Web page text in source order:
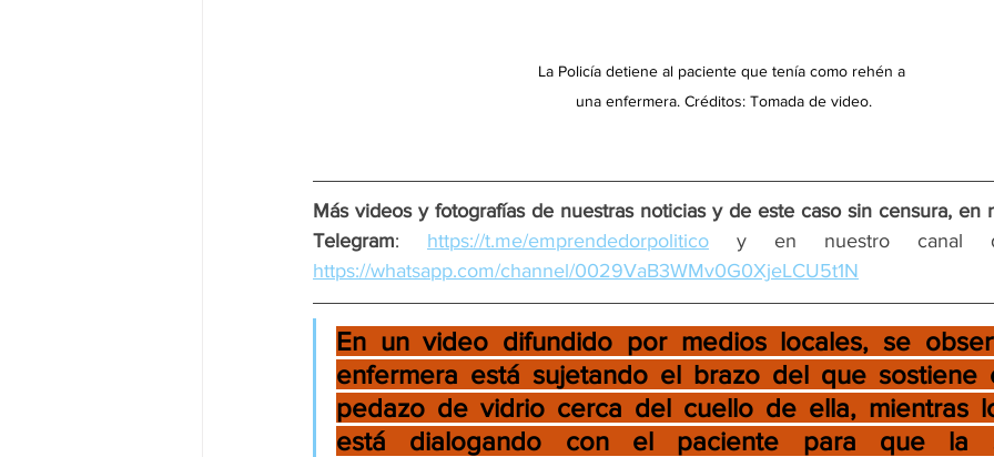
La Policía detiene al paciente que tenía como rehén a
una enfermera. Créditos: Tomada de video.
Más videos y fotografías de nuestras noticias y de este caso sin censura, en
Telegram: https://t.me/emprendedorpolitico
https://whatsapp.com/channel/0029VaB3WMv0G0XjeLCU5t1N
En un video difundido por medios locales, se
enfermera está sujetando el brazo del que sostiene
pedazo de vidrio cerca del cuello de ella, mientras
está dialogando con el paciente para que la